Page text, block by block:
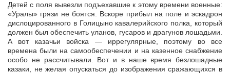
Детей с поля вывезли подъехавшие к этому времени военные:
«Уралы» грязи не боятся. Вскоре прибыл на поле и эскадрон
дислоцированного в Голицыно кавалерийского полка, который
должен был обеспечить уланов, гусаров и драгунов лошадьми.
А вот казачьи войска — иррегулярные, поэтому во все
времена были на самообеспечении и на казенное снабжение
особо не рассчитывали. Вот и в наше время безлошадные
казаки, не желая опускаться до изображения сражающихся в